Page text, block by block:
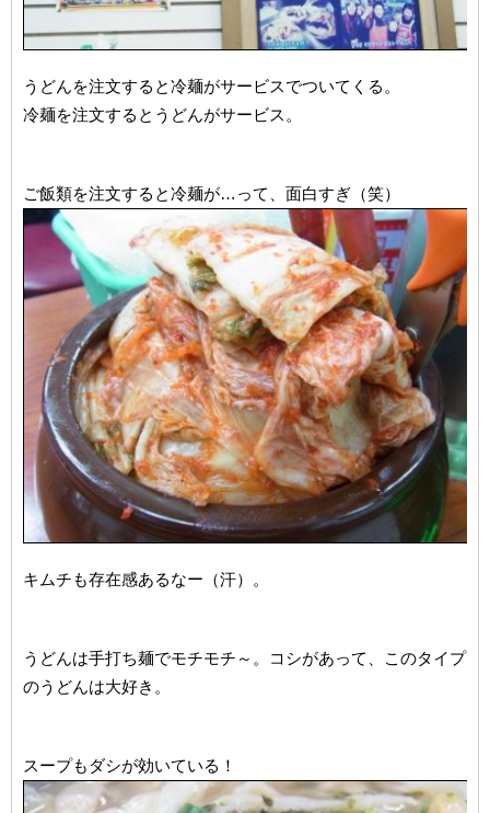
うどんを注文すると冷麺がサービスでついてくる。
冷麺を注文するとうどんがサービス。
ご飯類を注文すると冷麺が…って、面白すぎ（笑）
キムチも存在感あるなー（汗）。
うどんは手打ち麺でモチモチ～。コシがあって、このタイプ
のうどんは大好き。
スープもダシが効いている！